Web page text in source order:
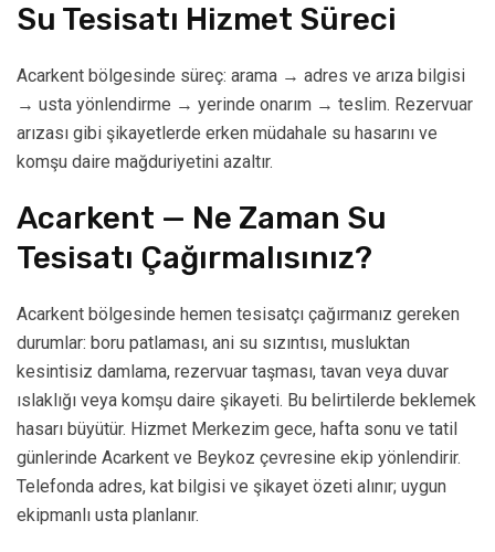
Su Tesisatı Hizmet Süreci
Acarkent bölgesinde süreç: arama → adres ve arıza bilgisi
→ usta yönlendirme → yerinde onarım → teslim. Rezervuar
arızası gibi şikayetlerde erken müdahale su hasarını ve
komşu daire mağduriyetini azaltır.
Acarkent — Ne Zaman Su
Tesisatı Çağırmalısınız?
Acarkent bölgesinde hemen tesisatçı çağırmanız gereken
durumlar: boru patlaması, ani su sızıntısı, musluktan
kesintisiz damlama, rezervuar taşması, tavan veya duvar
ıslaklığı veya komşu daire şikayeti. Bu belirtilerde beklemek
hasarı büyütür. Hizmet Merkezim gece, hafta sonu ve tatil
günlerinde Acarkent ve Beykoz çevresine ekip yönlendirir.
Telefonda adres, kat bilgisi ve şikayet özeti alınır; uygun
ekipmanlı usta planlanır.